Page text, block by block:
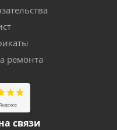
ремонта
связи